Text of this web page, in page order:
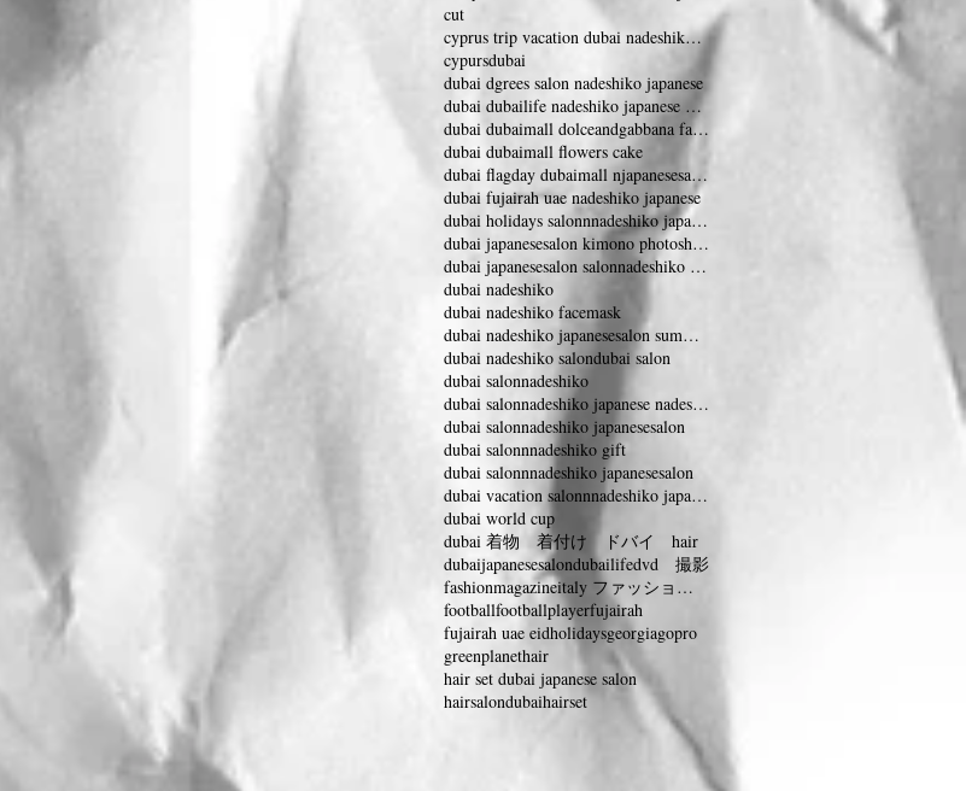
cut
cyprus trip vacation dubai nadeshiko japanese
cypursdubai
dubai dgrees salon nadeshiko japanese
dubai dubailife nadeshiko japanese dubai eye
dubai dubaimall dolceandgabbana fashionshow
dubai dubaimall flowers cake
dubai flagday dubaimall njapanesesalon nadeshiko
dubai fujairah uae nadeshiko japanese
dubai holidays salonnnadeshiko japanesesalon
dubai japanesesalon kimono photoshooting
dubai japanesesalon salonnadeshiko vacation
dubai nadeshiko
dubai nadeshiko facemask
dubai nadeshiko japanesesalon summervacation
dubai nadeshiko salondubai salon
dubai salonnadeshiko
dubai salonnadeshiko japanese nadeshiko
dubai salonnadeshiko japanesesalon
dubai salonnnadeshiko gift
dubai salonnnadeshiko japanesesalon
dubai vacation salonnnadeshiko japanesesalon
dubai world cup
dubai 着物 着付け ドバイ hair
dubaijapanesesalondubailifedvd 撮影
fashionmagazineitaly ファッションマガジンイタリー
footballfootballplayerfujairah
fujairah uae eidholidaysgeorgiagopro
greenplanethair
hair set dubai japanese salon
hairsalondubaihairset